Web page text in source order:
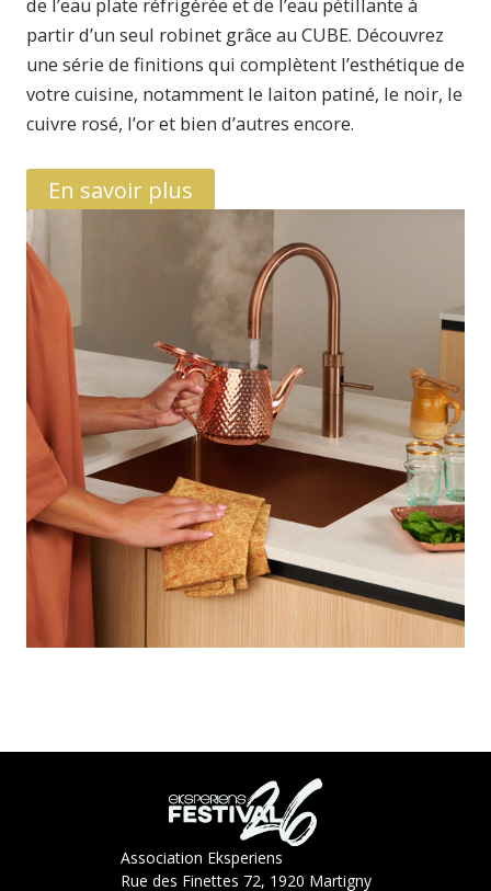
de l’eau plate réfrigérée et de l’eau pétillante à
partir d’un seul robinet grâce au CUBE. Découvrez
une série de finitions qui complètent l’esthétique de
votre cuisine, notamment le laiton patiné, le noir, le
cuivre rosé, l’or et bien d’autres encore.
En savoir plus
Association Eksperiens
Rue des Finettes 72, 1920 Martigny